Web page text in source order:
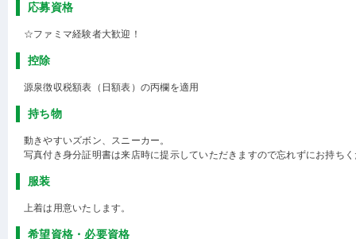
応募資格
☆ファミマ経験者大歓迎！
控除
源泉徴収税額表（日額表）の丙欄を適用
持ち物
動きやすいズボン、スニーカー。
写真付き身分証明書は来店時に提示していただきますので忘れずにお持ち
服装
上着は用意いたします。
希望資格・必要資格